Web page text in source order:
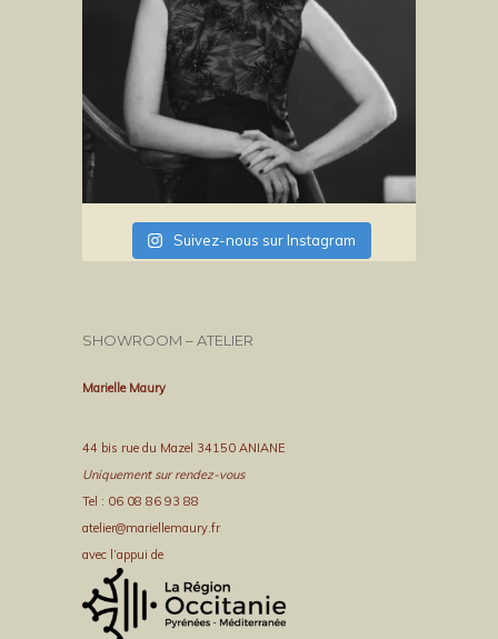
Suivez-nous sur Instagram
SHOWROOM – ATELIER
Marielle Maury
44 bis rue du Mazel 34150 ANIANE
Uniquement sur rendez-vous
Tel : 06 08 86 93 88
atelier@mariellemaury.fr
avec l’appui de